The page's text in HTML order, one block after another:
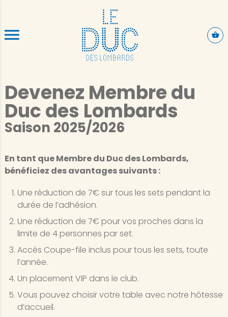
ALLER AU CONTENU PRINCIPAL
Devenez Membre du
Duc des Lombards
Saison 2025/2026
En tant que Membre du Duc des Lombards,
bénéficiez des avantages suivants :
Une réduction de 7€ sur tous les sets pendant la
durée de l’adhésion.
Une réduction de 7€ pour vos proches dans la
limite de 4 personnes par set.
Accès Coupe-file inclus pour tous les sets, toute
l’année.
Un placement VIP dans le club.
Vous pouvez choisir votre table avec notre hôtesse
d’accueil.